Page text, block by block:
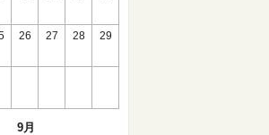
26 27 28 29
9月